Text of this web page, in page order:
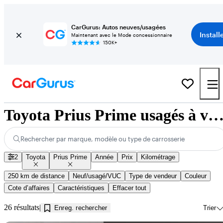
CarGurus: Autos neuves/usagées
Maintenant avec le Mode concessionnaire
150K+
Toyota Prius Prime usagés à vendre près
Rechercher par marque, modèle ou type de carrosserie
2 Toyota Prius Prime Année Prix Kilométrage
250 km de distance Neuf/usagé/VUC Type de vendeur
Couleur
Cote d’affaires
Caractéristiques Effacer tout
26 résultats Enreg. rechercher Trier